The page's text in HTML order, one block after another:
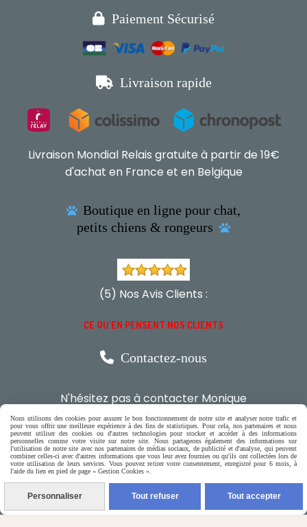
 Paiement Sécurisé
 Livraison rapide
Livraison Mondial Relais gratuite à partir de 19€
d'achat en France et en Belgique
 Boutique en ligne pour chat,
petits chiens & rongeurs

(5) Nos Avis Clients :
CE QU'EN PENSENT NOS CLIENTS
 Contactez-nous
N'hésitez pas à contacter Monique
par téléphone
0618321265
ou par message
Nous utilisons des cookies pour assurer le bon fonctionnement de notre site et analyser notre trafic et
pour vous offrir une meilleure expérience à des fins de statistiques. Pour cela, nos partenaires et nous
peuvent utiliser des cookies ou d'autres technologies pour stocker et accéder à des informations
personnelles comme votre visite sur notre site. Nous partageons également des informations sur
l'utilisation de notre site avec nos partenaires de médias sociaux, de publicité et d'analyse, qui peuvent
combiner celles-ci avec d'autres informations que vous leur avez fournies ou qu'ils ont collectées lors de
votre utilisation de leurs services. Vous pouvez retirer votre consentement, enregistré pour 6 mois, à
l'aide du lien en pied de page « Gestion Cookies ».
Personnaliser Tout refuser Tout accepter